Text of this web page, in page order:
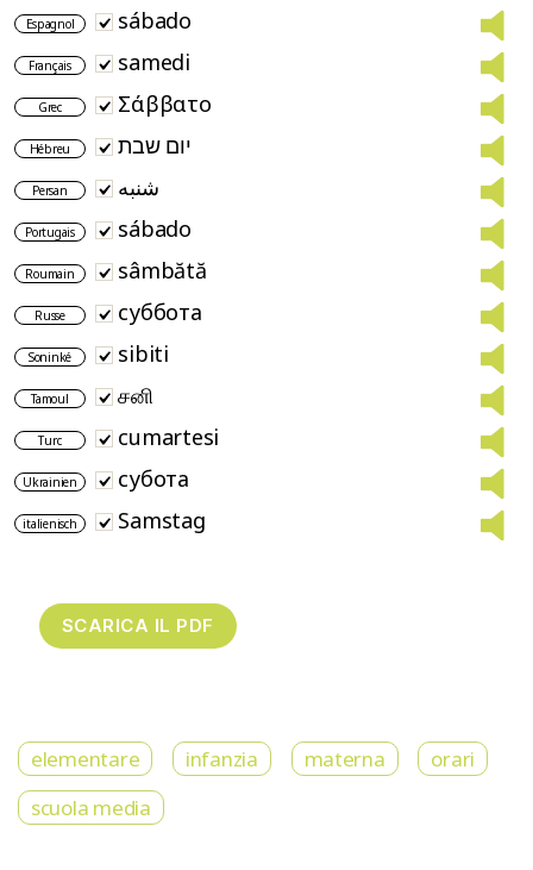
Espagnol sábado
Français samedi
Grec Σάββατο
Hébreu
Persan شنبه
Portugais sábado
Roumain sâmbătă
Russe суббота
Soninké sibiti
Tamoul சனி
Turc cumartesi
Ukrainien субота
italienisch Samstag
elementare infanzia materna
orari
scuola media